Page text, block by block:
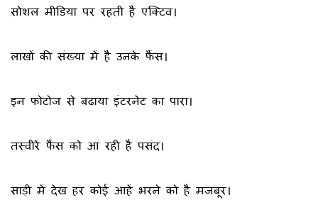
सोशल मीडिया पर रहती है एक्टिव।
लाखों की संख्या में है उनके फैंस।
इन फोटोज से बढ़ाया इंटरनेट का पारा।
तस्वीरें फैंस को आ रही है पसंद।
साड़ी में देख हर कोई आहें भरने को है मजबूर।